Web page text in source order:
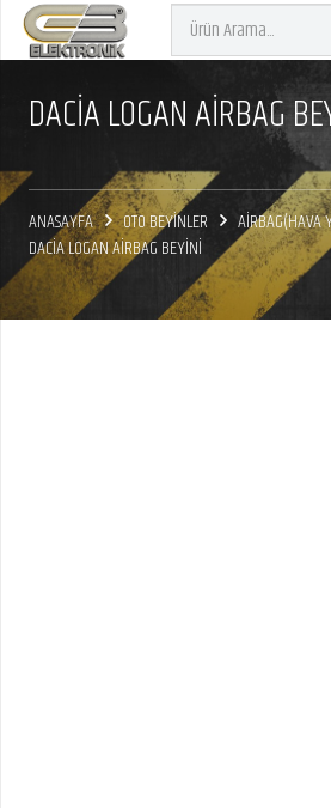
DACİA LOGAN AİRBAG
ANASAYFA OTO BEYİNLER
AİRBAG(HAVA
DACİA LOGAN AİRBAG BEYİNİ